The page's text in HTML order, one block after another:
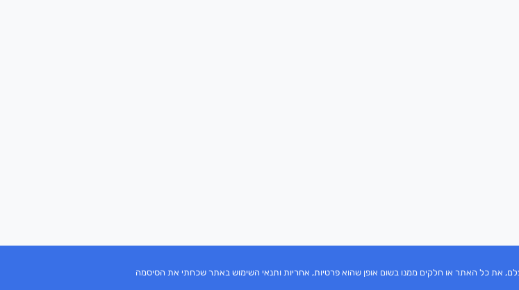
פרטיות, אחריות ותנאי השימוש באתר שכחתי את הסיסמה